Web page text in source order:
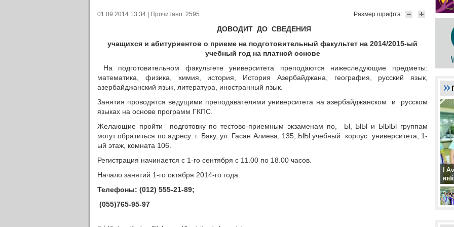
Размер шрифта:
01.09.2014 13:34 | Прочитано: 2595
ДОВОДИТ ДО СВЕДЕНИЯ
учащихся и абитуриентов о приеме на подготовительный факультет на 2014/2015-ый
учебный год на платной основе
На подготовительном факультете университета преподаются нижеследующие предметы:
математика, физика, химия, история, История Азербайджана, география, русский язык,
азербайджанский язык, литература, иностранный язык.
Занятия проводятся ведущими преподавателями университета на азербайджанском и русском
языках на основе программ ГКПС.
Желающие пройти подготовку по тестово-приемным экзаменам по, Ы, ЫЫ и ЫЫЫ группам
могут обратиться по адресу: г. Баку, ул. Гасан Алиева, 135, ЫЫ учебный корпус университета, 1-
ый этаж, комната 106.
Регистрация начинается с 1-го сентября с 11.00 по 18.00 часов.
Начало занятий 1-го октября 2014-го года.
Телефоны: (012) 555-21-89;
(055)765-95-97
II